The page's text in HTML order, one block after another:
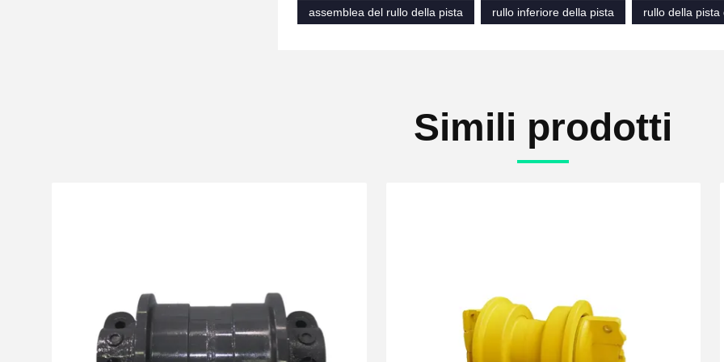
assemblea del rullo della pista
rullo inferiore della pista rullo della pista
Simili prodotti